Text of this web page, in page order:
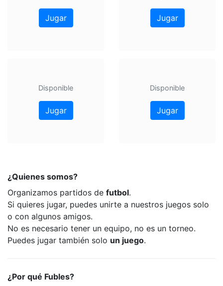
Jugar
Disponible
Jugar
Jugar
Disponible
Jugar
¿Quienes somos?
Organizamos partidos de futbol.
Si quieres jugar, puedes unirte a nuestros juegos solo
o con algunos amigos.
No es necesario tener un equipo, no es un torneo.
Puedes jugar también solo un juego.
¿Por qué Fubles?